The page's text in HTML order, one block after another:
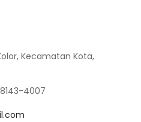
Kecamatan Kota,
4007